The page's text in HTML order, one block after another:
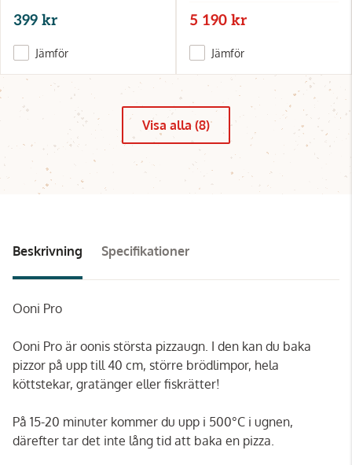
399 kr
Jämför
5 190 kr
Jämför
Visa alla (8)
Beskrivning Specifikationer
Ooni Pro
Ooni Pro är oonis största pizzaugn. I den kan du baka
pizzor på upp till 40 cm, större brödlimpor, hela
köttstekar, gratänger eller fiskrätter!
På 15-20 minuter kommer du upp i 500°C i ugnen,
därefter tar det inte lång tid att baka en pizza.